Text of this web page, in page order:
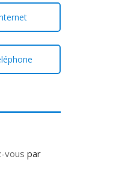
vous par